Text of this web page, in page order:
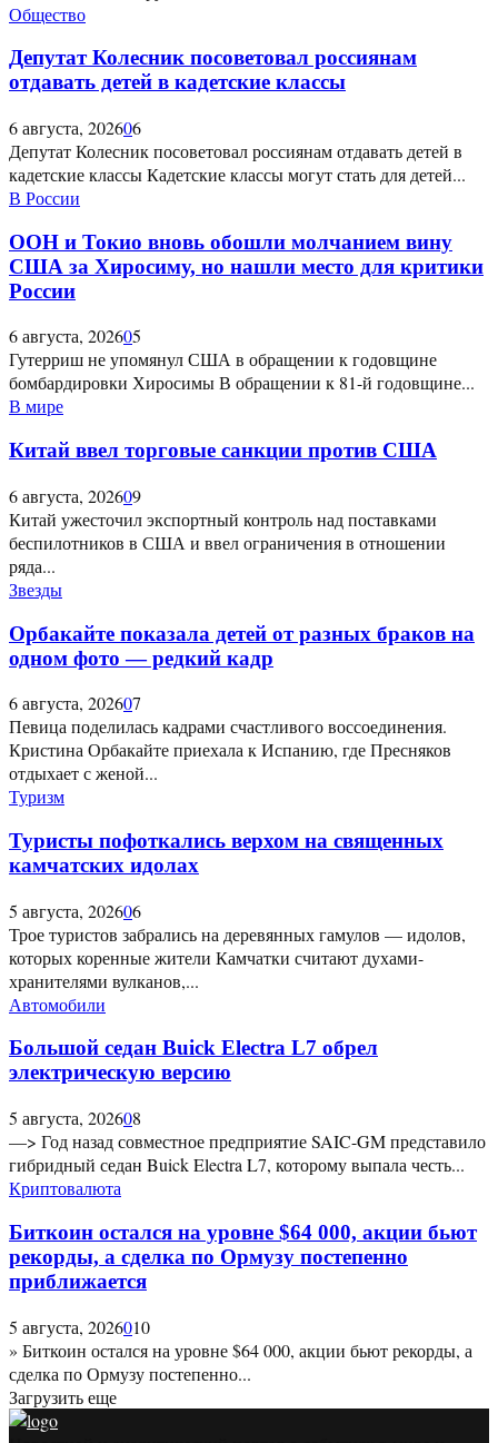
Общество
Депутат Колесник посоветовал россиянам
отдавать детей в кадетские классы
6 августа, 202606
Депутат Колесник посоветовал россиянам отдавать детей в
кадетские классы Кадетские классы могут стать для детей...
В России
ООН и Токио вновь обошли молчанием вину
США за Хиросиму, но нашли место для критики
России
6 августа, 202605
Гутерриш не упомянул США в обращении к годовщине
бомбардировки Хиросимы В обращении к 81-й годовщине...
В мире
Китай ввел торговые санкции против США
6 августа, 202609
Китай ужесточил экспортный контроль над поставками
беспилотников в США и ввел ограничения в отношении
ряда...
Звезды
Орбакайте показала детей от разных браков на
одном фото — редкий кадр
6 августа, 202607
Певица поделилась кадрами счастливого воссоединения.
Кристина Орбакайте приехала к Испанию, где Пресняков
отдыхает с женой...
Туризм
Туристы пофоткались верхом на священных
камчатских идолах
5 августа, 202606
Трое туристов забрались на деревянных гамулов — идолов,
которых коренные жители Камчатки считают духами-
хранителями вулканов,...
Автомобили
Большой седан Buick Electra L7 обрел
электрическую версию
5 августа, 202608
—> Год назад совместное предприятие SAIC-GM представило
гибридный седан Buick Electra L7, которому выпала честь...
Криптовалюта
Биткоин остался на уровне $64 000, акции бьют
рекорды, а сделка по Ормузу постепенно
приближается
5 августа, 2026010
» Биткоин остался на уровне $64 000, акции бьют рекорды, а
сделка по Ормузу постепенно...
Загрузить еще